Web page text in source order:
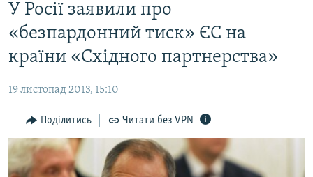
основного
матеріалу
Перейти
до
основної
Перейти
до
пошуку
ВОДА.КРИМ
ВІДЕО ТА ФОТО
БЛОГИ
ПОГЛЯД
ІНТЕРВ'Ю
ВСЕ ЗА ДЕНЬ
У Росії заявили про
«безпардонний тиск» ЄС на
країни «Східного партнерства»
19 листопад 2013, 15:10
Поділитись Читати без VPN